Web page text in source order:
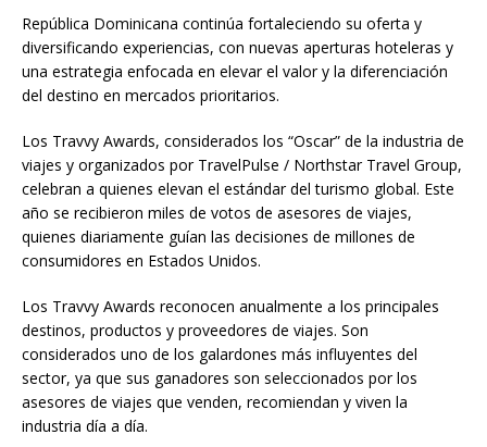
República Dominicana continúa fortaleciendo su oferta y
diversificando experiencias, con nuevas aperturas hoteleras y
una estrategia enfocada en elevar el valor y la diferenciación
del destino en mercados prioritarios.
Los Travvy Awards, considerados los “Oscar” de la industria de
viajes y organizados por TravelPulse / Northstar Travel Group,
celebran a quienes elevan el estándar del turismo global. Este
año se recibieron miles de votos de asesores de viajes,
quienes diariamente guían las decisiones de millones de
consumidores en Estados Unidos.
Los Travvy Awards reconocen anualmente a los principales
destinos, productos y proveedores de viajes. Son
considerados uno de los galardones más influyentes del
sector, ya que sus ganadores son seleccionados por los
asesores de viajes que venden, recomiendan y viven la
industria día a día.